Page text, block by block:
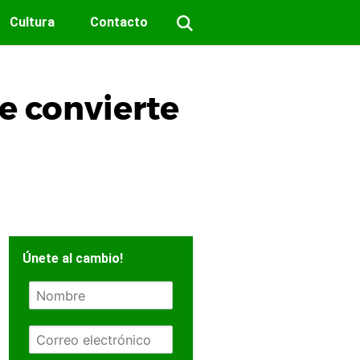
Cultura Contacto
convierte
Únete al cambio!
N
m
r
E
m